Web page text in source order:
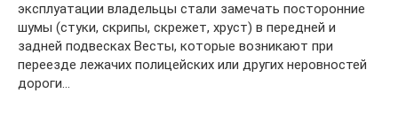
эксплуатации владельцы стали замечать посторонние
шумы (стуки, скрипы, скрежет, хруст) в передней и
задней подвесках Весты, которые возникают при
переезде лежачих полицейских или других неровностей
дороги…